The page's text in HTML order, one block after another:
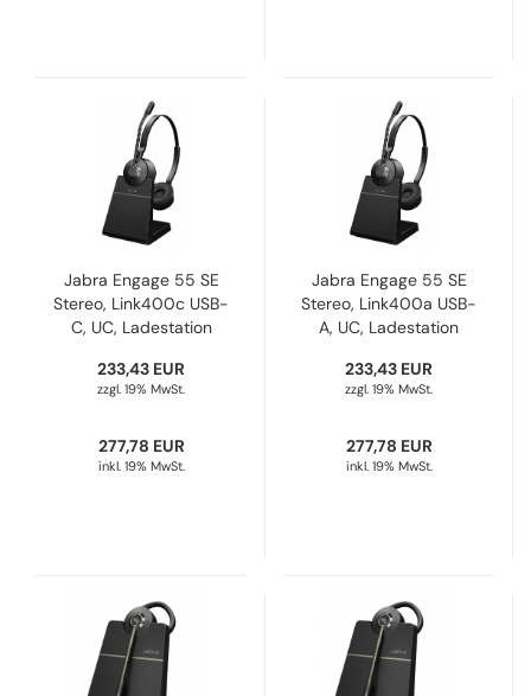
Jabra Engage 55 SE
Stereo, Link400c USB-
C, UC, Ladestation
233,43 EUR
zzgl. 19% MwSt.
277,78 EUR
inkl. 19% MwSt.
Jabra Engage 55 SE
Stereo, Link400a USB-
A, UC, Ladestation
233,43 EUR
zzgl. 19% MwSt.
277,78 EUR
inkl. 19% MwSt.